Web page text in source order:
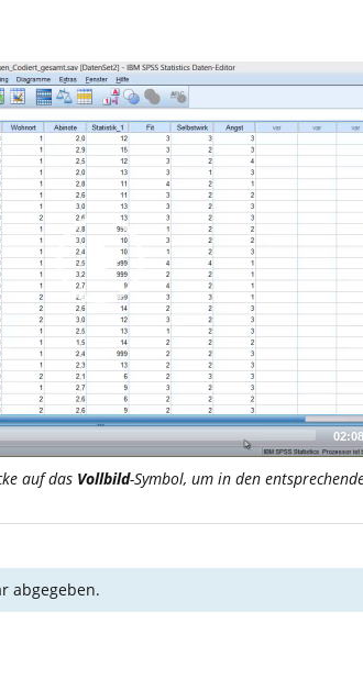
02:08
auf das Vollbild-Symbol, um in den
abgegeben.